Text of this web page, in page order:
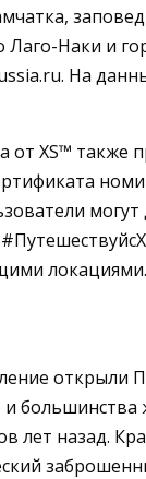
Наки и
На
от XS™️
открыли
лет назад.